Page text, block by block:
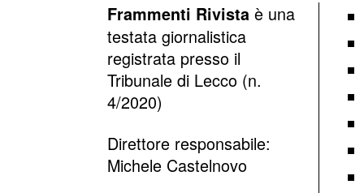
Frammenti Rivista è una
testata giornalistica
registrata presso il
Tribunale di Lecco (n.
4/2020)
Direttore responsabile:
Michele Castelnovo